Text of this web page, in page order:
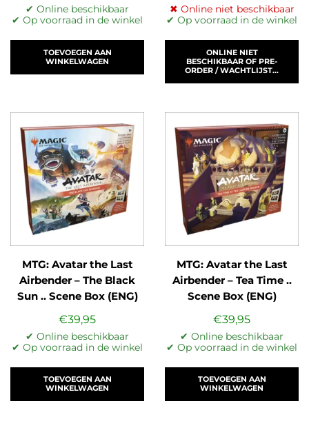
✔ Online beschikbaar
✔ Op voorraad in de winkel
TOEVOEGEN AAN
WINKELWAGEN
✖ Online niet beschikbaar
✔ Op voorraad in de winkel
ONLINE NIET
BESCHIKBAAR OF PRE-
ORDER / WACHTLIJST...
MTG: Avatar the Last
Airbender – The Black
Sun .. Scene Box (ENG)
€39,95
✔ Online beschikbaar
✔ Op voorraad in de winkel
TOEVOEGEN AAN
WINKELWAGEN
MTG: Avatar the Last
Airbender – Tea Time ..
Scene Box (ENG)
€39,95
✔ Online beschikbaar
✔ Op voorraad in de winkel
TOEVOEGEN AAN
WINKELWAGEN